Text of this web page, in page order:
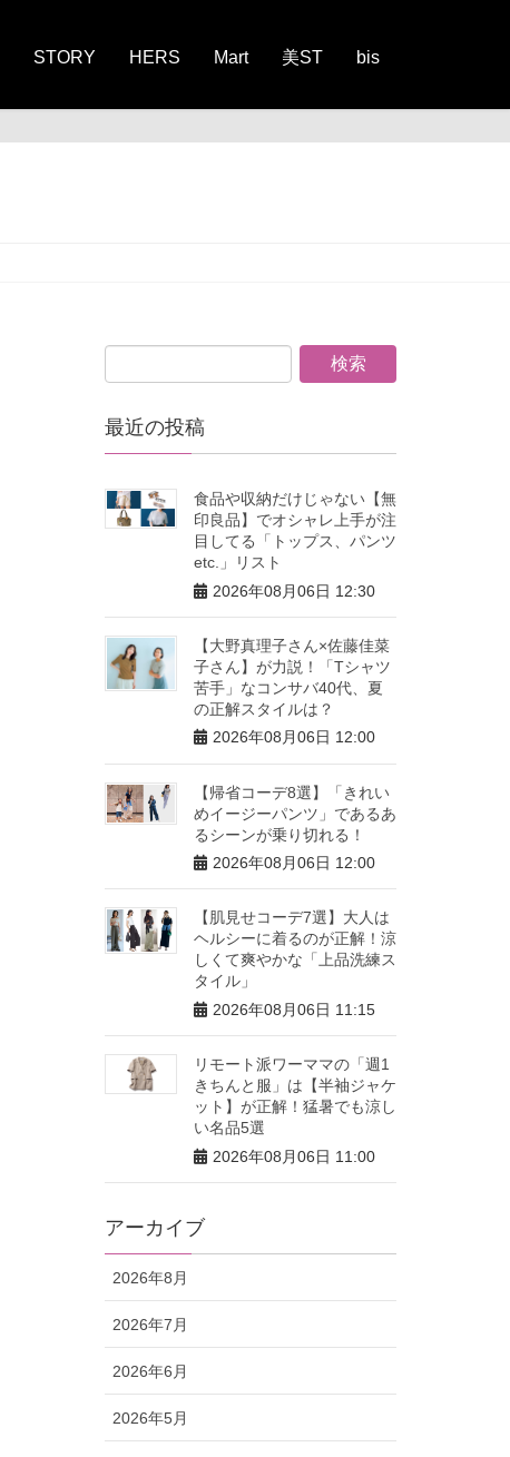
STORY HERS Mart 美ST bis
最近の投稿
食品や収納だけじゃない【無
印良品】でオシャレ上手が注
目してる「トップス、パンツ
etc.」リスト
2026年08月06日 12:30
【大野真理子さん×佐藤佳菜
子さん】が力説！「Tシャツ
苦手」なコンサバ40代、夏
の正解スタイルは？
2026年08月06日 12:00
【帰省コーデ8選】「きれい
めイージーパンツ」であるあ
るシーンが乗り切れる！
2026年08月06日 12:00
【肌見せコーデ7選】大人は
ヘルシーに着るのが正解！涼
しくて爽やかな「上品洗練ス
タイル」
2026年08月06日 11:15
リモート派ワーママの「週1
きちんと服」は【半袖ジャケ
ット】が正解！猛暑でも涼し
い名品5選
2026年08月06日 11:00
アーカイブ
2026年8月
2026年7月
2026年6月
2026年5月